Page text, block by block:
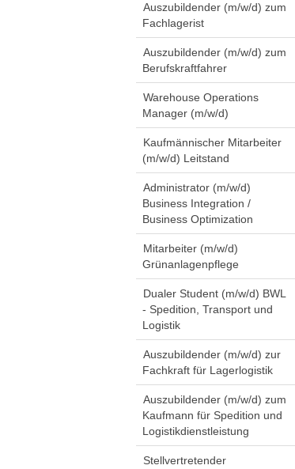
Auszubildender (m/w/d) zum
Fachlagerist
Auszubildender (m/w/d) zum
Berufskraftfahrer
Warehouse Operations
Manager (m/w/d)
Kaufmännischer Mitarbeiter
(m/w/d) Leitstand
Administrator (m/w/d)
Business Integration /
Business Optimization
Mitarbeiter (m/w/d)
Grünanlagenpflege
Dualer Student (m/w/d) BWL
- Spedition, Transport und
Logistik
Auszubildender (m/w/d) zur
Fachkraft für Lagerlogistik
Auszubildender (m/w/d) zum
Kaufmann für Spedition und
Logistikdienstleistung
Stellvertretender